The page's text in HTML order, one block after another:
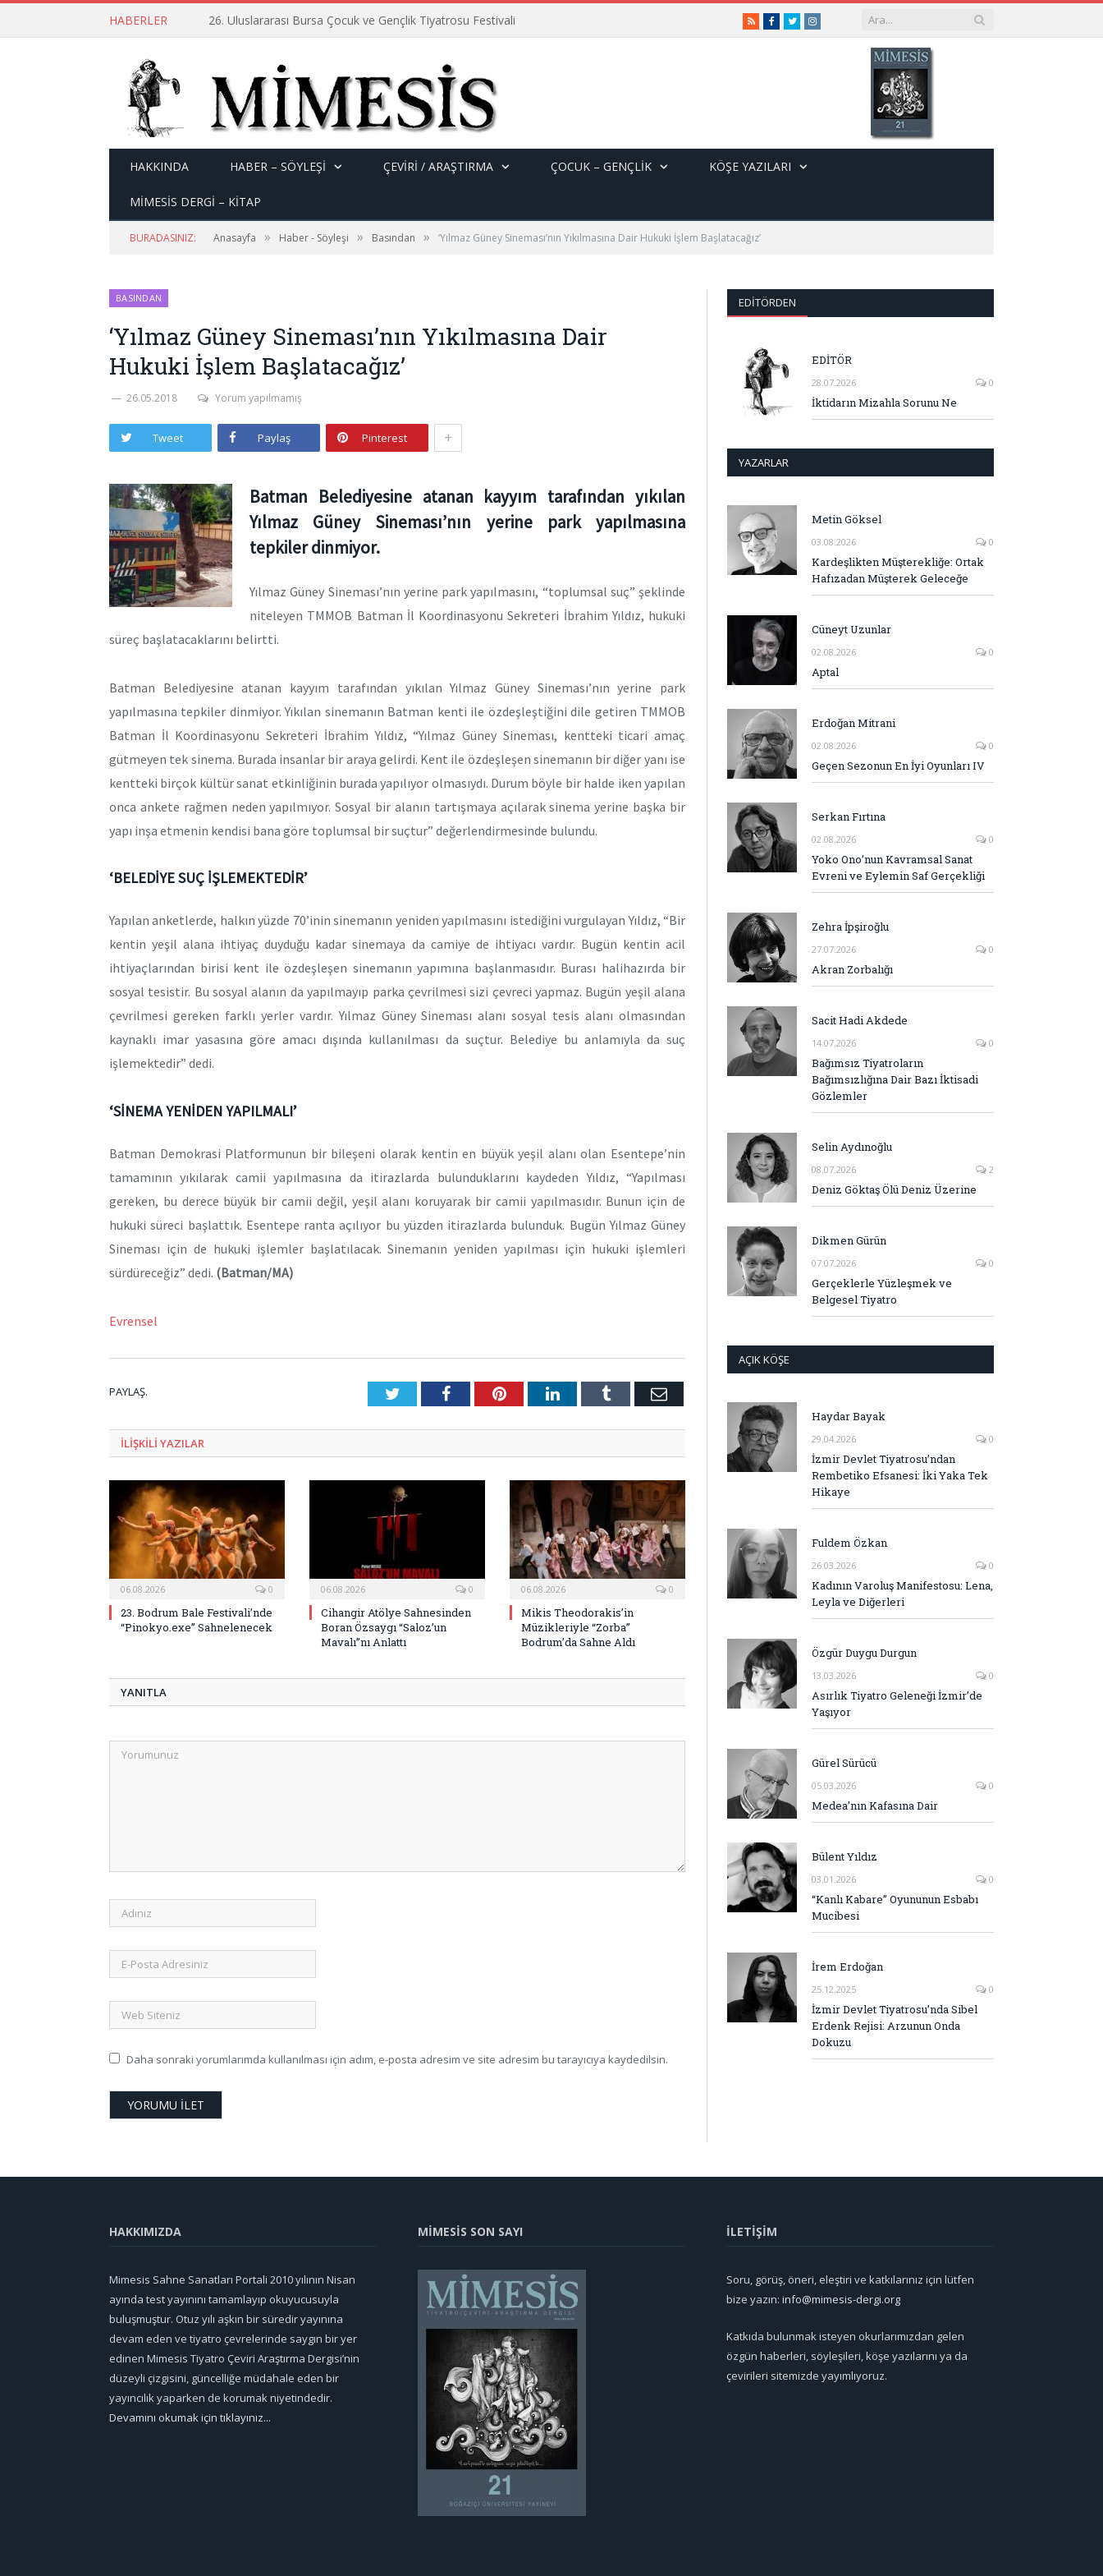
HABERLER 26. Uluslararası Bursa Çocuk ve Gençlik Tiyatrosu Festivali RSSFacebook
TwitterInstagram
HAKKINDA HABER – SÖYLEŞI ÇEVİRİ / ARAŞTIRMA ÇOCUK – GENÇLIK KÖŞE YAZILARI
MİMESİS DERGİ – KİTAP
BURADASINIZ: Anasayfa » Haber - Söyleşi » Basından » ‘Yılmaz Güney Sineması’nın Yıkılmasına Dair Hukuki İşlem Başlatacağız’
BASINDAN
‘Yılmaz Güney Sineması’nın Yıkılmasına Dair
Hukuki İşlem Başlatacağız’
26.05.2018 Yorum yapılmamış
Tweet Paylaş Pinterest +
Batman Belediyesine atanan kayyım tarafından yıkılan
Yılmaz Güney Sineması’nın yerine park yapılmasına
tepkiler dinmiyor.
Yılmaz Güney Sineması’nın yerine park yapılmasını, “toplumsal suç” şeklinde
niteleyen TMMOB Batman İl Koordinasyonu Sekreteri İbrahim Yıldız, hukuki
süreç başlatacaklarını belirtti.
Batman Belediyesine atanan kayyım tarafından yıkılan Yılmaz Güney Sineması’nın yerine park
yapılmasına tepkiler dinmiyor. Yıkılan sinemanın Batman kenti ile özdeşleştiğini dile getiren TMMOB
Batman İl Koordinasyonu Sekreteri İbrahim Yıldız, “Yılmaz Güney Sineması, kentteki ticari amaç
gütmeyen tek sinema. Burada insanlar bir araya gelirdi. Kent ile özdeşleşen sinemanın bir diğer yanı ise
kentteki birçok kültür sanat etkinliğinin burada yapılıyor olmasıydı. Durum böyle bir halde iken yapılan
onca ankete rağmen neden yapılmıyor. Sosyal bir alanın tartışmaya açılarak sinema yerine başka bir
yapı inşa etmenin kendisi bana göre toplumsal bir suçtur” değerlendirmesinde bulundu.
‘BELEDİYE SUÇ İŞLEMEKTEDİR’
Yapılan anketlerde, halkın yüzde 70’inin sinemanın yeniden yapılmasını istediğini vurgulayan Yıldız, “Bir
kentin yeşil alana ihtiyaç duyduğu kadar sinemaya da camiye de ihtiyacı vardır. Bugün kentin acil
ihtiyaçlarından birisi kent ile özdeşleşen sinemanın yapımına başlanmasıdır. Burası halihazırda bir
sosyal tesistir. Bu sosyal alanın da yapılmayıp parka çevrilmesi sizi çevreci yapmaz. Bugün yeşil alana
çevrilmesi gereken farklı yerler vardır. Yılmaz Güney Sineması alanı sosyal tesis alanı olmasından
kaynaklı imar yasasına göre amacı dışında kullanılması da suçtur. Belediye bu anlamıyla da suç
işlemektedir” dedi.
‘SİNEMA YENİDEN YAPILMALI’
Batman Demokrasi Platformunun bir bileşeni olarak kentin en büyük yeşil alanı olan Esentepe’nin
tamamının yıkılarak camii yapılmasına da itirazlarda bulunduklarını kaydeden Yıldız, “Yapılması
gereken, bu derece büyük bir camii değil, yeşil alanı koruyarak bir camii yapılmasıdır. Bunun için de
hukuki süreci başlattık. Esentepe ranta açılıyor bu yüzden itirazlarda bulunduk. Bugün Yılmaz Güney
Sineması için de hukuki işlemler başlatılacak. Sinemanın yeniden yapılması için hukuki işlemleri
sürdüreceğiz” dedi. (Batman/MA)
Evrensel
PAYLAŞ. TwitterFacebookPinterestLinkedInTumblr E-
ILIŞKILI YAZILAR
06.08.2026 0
23. Bodrum Bale Festivali’nde
“Pinokyo.exe” Sahnelenecek
06.08.2026 0
Cihangir Atölye Sahnesinden
Boran Özsaygı “Saloz’un
Mavalı”nı Anlattı
06.08.2026 0
Mikis Theodorakis’in
Müzikleriyle “Zorba”
Bodrum’da Sahne Aldı
YANITLA
Daha sonraki yorumlarımda kullanılması için adım, e-posta adresim ve site adresim bu tarayıcıya kaydedilsin.
EDITÖRDEN
EDİTÖR
28.07.2026 0
İktidarın Mizahla Sorunu Ne
YAZARLAR
Metin Göksel
03.08.2026 0
Kardeşlikten Müşterekliğe: Ortak
Hafızadan Müşterek Geleceğe
Cüneyt Uzunlar
02.08.2026 0
Aptal
Erdoğan Mitrani
02.08.2026 0
Geçen Sezonun En İyi Oyunları IV
Serkan Fırtına
02.08.2026 0
Yoko Ono’nun Kavramsal Sanat
Evreni ve Eylemin Saf Gerçekliği
Zehra İpşiroğlu
27.07.2026 0
Akran Zorbalığı
Sacit Hadi Akdede
14.07.2026 0
Bağımsız Tiyatroların
Bağımsızlığına Dair Bazı İktisadi
Gözlemler
Selin Aydınoğlu
08.07.2026 2
Deniz Göktaş Ölü Deniz Üzerine
Dikmen Gürün
07.07.2026 0
Gerçeklerle Yüzleşmek ve
Belgesel Tiyatro
AÇIK KÖŞE
Haydar Bayak
29.04.2026 0
İzmir Devlet Tiyatrosu’ndan
Rembetiko Efsanesi: İki Yaka Tek
Hikaye
Fuldem Özkan
26.03.2026 0
Kadının Varoluş Manifestosu: Lena,
Leyla ve Diğerleri
Özgür Duygu Durgun
13.03.2026 0
Asırlık Tiyatro Geleneği İzmir’de
Yaşıyor
Gürel Sürücü
05.03.2026 0
Medea’nın Kafasına Dair
Bülent Yıldız
03.01.2026 0
“Kanlı Kabare” Oyununun Esbabı
Mucibesi
İrem Erdoğan
25.12.2025 0
İzmir Devlet Tiyatrosu’nda Sibel
Erdenk Rejisi: Arzunun Onda
Dokuzu
HAKKIMIZDA
Mimesis Sahne Sanatları Portali 2010 yılının Nisan
ayında test yayınını tamamlayıp okuyucusuyla
buluşmuştur. Otuz yılı aşkın bir süredir yayınına
devam eden ve tiyatro çevrelerinde saygın bir yer
edinen Mimesis Tiyatro Çeviri Araştırma Dergisi’nin
düzeyli çizgisini, güncelliğe müdahale eden bir
yayıncılık yaparken de korumak niyetindedir.
Devamını okumak için tıklayınız...
MİMESİS SON SAYI İLETİŞİM
Soru, görüş, öneri, eleştiri ve katkılarınız için lütfen
bize yazın: info@mimesis-dergi.org
Katkıda bulunmak isteyen okurlarımızdan gelen
özgün haberleri, söyleşileri, köşe yazılarını ya da
çevirileri sitemizde yayımlıyoruz.